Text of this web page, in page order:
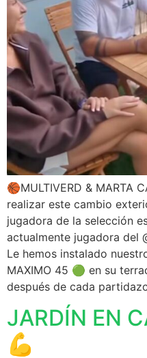
🏀MULTIVERD & MARTA
realizar este cambio
jugadora de la selección
actualmente jugadora del
Le hemos instalado
MAXIMO 45 🟢 en su
después de cada
JARDÍN EN
💪